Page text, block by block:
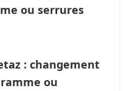
ou serrures
: changement
ou